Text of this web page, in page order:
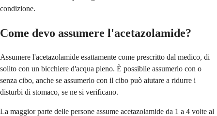
condizione.
Come devo assumere l'acetazolamide?
Assumere l'acetazolamide esattamente come prescritto dal medico, di
solito con un bicchiere d'acqua pieno. È possibile assumerlo con o
senza cibo, anche se assumerlo con il cibo può aiutare a ridurre i
disturbi di stomaco, se ne si verificano.
La maggior parte delle persone assume acetazolamide da 1 a 4 volte al